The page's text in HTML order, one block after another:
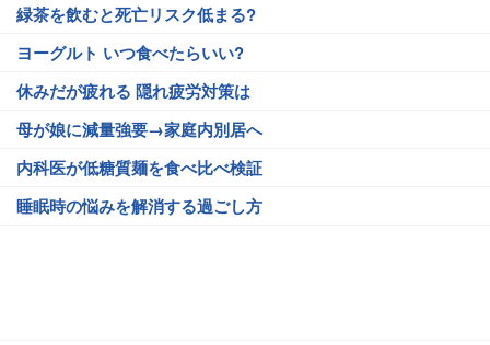
緑茶を飲むと死亡リスク低まる?
ヨーグルト いつ食べたらいい?
休みだが疲れる 隠れ疲労対策は
母が娘に減量強要→家庭内別居へ
内科医が低糖質麺を食べ比べ検証
睡眠時の悩みを解消する過ごし方